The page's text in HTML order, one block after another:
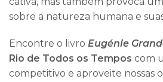
sobre a natureza humana e
Encontre o livro Eugénie
Rio de Todos os Tempos com
competitivo e aproveite nossas